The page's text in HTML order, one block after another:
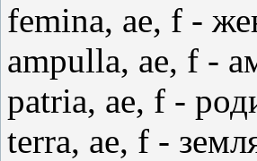
femina, ae, f -
ampulla, ae, f -
patria, ae, f -
terra, ae, f -